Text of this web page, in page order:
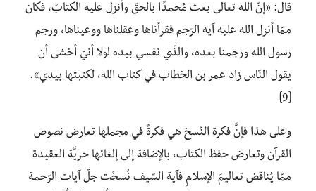
قال: «إنّ الله تعالى بعث مُحمدًا بالحقّ وأنزل عليه الكتابَ، فكان
ممّا أنزل الله عليه آيه الرّجم فقرأناها وعقلناها ووعيناها، ورجم
رسول الله ورجمنا بعده، والذّي نفسي بيده لولا أنيّ أخشى أن
يقول النّاس زاد عمر بن الخطاب في كتاب الله، لكتبتها بيدي».
[9]
وعلى هذا فإنَّ فكرة النّسخ هي فكرةٌ في مجملها تعارض نصوص
القرآن وتعارض حفظ الكتاب، بالإضافة إلى إلغائها حريَّة العقيدة
ممّا يُناقض تعاليمَ الإسلامِ فآية السّيف نُسخَت جلّ آيات الرّحمة